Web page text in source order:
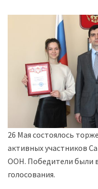
26 Мая состоялось
активных участников
ООН. Победители были
голосования.